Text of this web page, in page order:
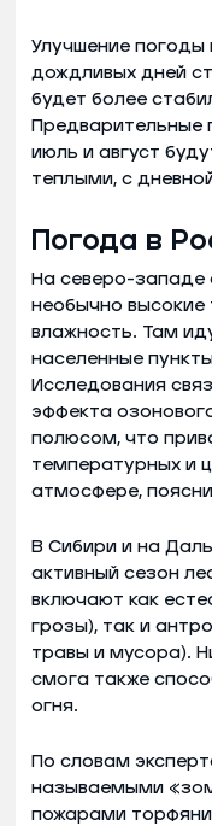
Улучшение погоды
дождливых дней
будет более
Предварительные
июль и август
теплыми, с
Погода в
На северо-
необычно
влажность. Там
населенные
Исследования
эффекта
полюсом, что
температурных и
атмосфере,
В Сибири и на
активный сезон
включают как
грозы), так и
травы и мусора).
смога также
огня.
По словам
называемыми
пожарами